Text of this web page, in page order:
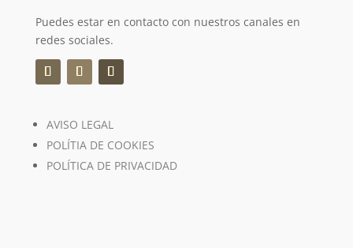
Puedes estar en contacto con nuestros canales en
redes sociales.
AVISO LEGAL
POLÍTIA DE COOKIES
POLÍTICA DE PRIVACIDAD